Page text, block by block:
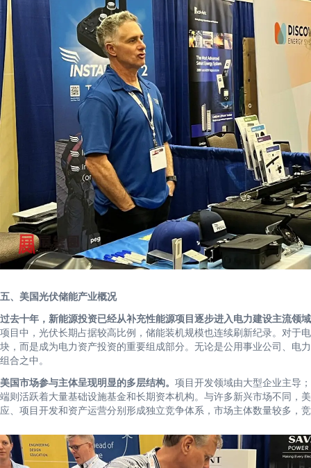
五、美国光伏储能产业概况
过去十年，新能源投资已经从补充性能源项目逐步进入电力建设主流领
项目中，光伏长期占据较高比例，储能装机规模也连续刷新纪录。对于
块，而是成为电力资产投资的重要组成部分。无论是公用事业公司、电
组合之中。
美国市场参与主体呈现明显的多层结构。 项目开发领域由大型企业主导
端则活跃着大量基础设施基金和长期资本机构。与许多新兴市场不同，
应、项目开发和资产运营分别形成独立竞争体系，市场主体数量较多，